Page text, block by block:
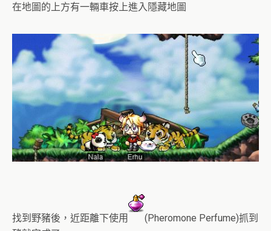
在地圖的上方有一輛車按上進入隱藏地圖
找到野豬後，近距離下使用
(Pheromone Perfume)抓到